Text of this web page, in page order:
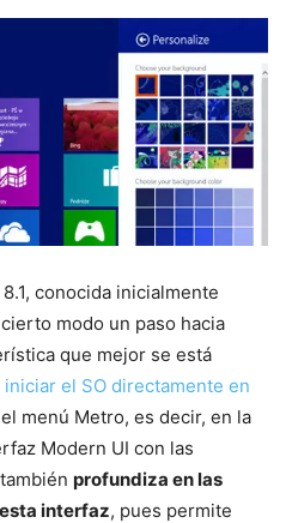
conocida inicialmente
modo un paso hacia
que mejor se está
iniciar el SO directamente en
menú Metro, es decir, en la
Modern UI con las
profundiza en las
interfaz, pues permite